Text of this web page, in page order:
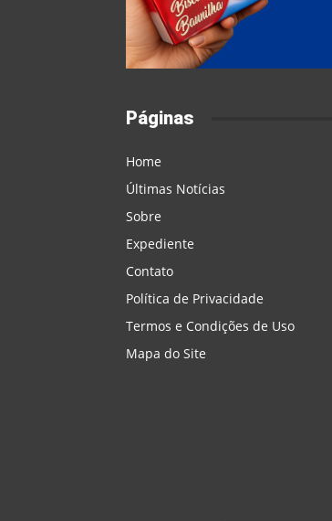
Páginas
Home
Últimas Notícias
Sobre
Expediente
Contato
Política de Privacidade
Termos e Condições de Uso
Mapa do Site